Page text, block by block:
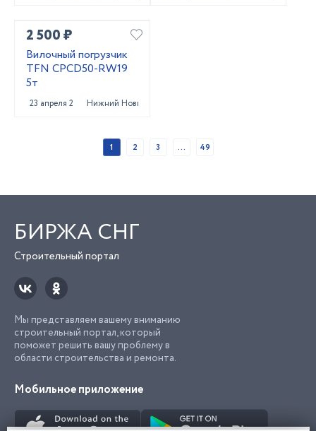
2 500 ₽
Вилочный погрузчик
TFN CPCD50-RW19
5т
23 апреля 2025 Нижний Новгород
1 2 3 ... 49
БИРЖА СНГ
Строительный портал
Мы представляем вашему вниманию
строительный портал, который
поможет решить вашу проблему в
области строительства и ремонта.
Мобильное приложение